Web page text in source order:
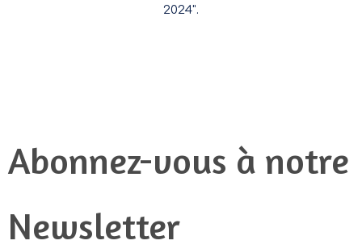
2024".
Abonnez-vous à notre
Newsletter